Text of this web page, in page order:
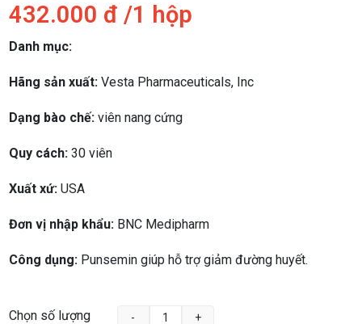
432.000 đ /1 hộp
Danh mục:
Hãng sản xuất: Vesta Pharmaceuticals, Inc
Dạng bào chế: viên nang cứng
Quy cách: 30 viên
Xuất xứ: USA
Đơn vị nhập khẩu: BNC Medipharm
Công dụng: Punsemin giúp hỗ trợ giảm đường huyết.
Chọn số lượng